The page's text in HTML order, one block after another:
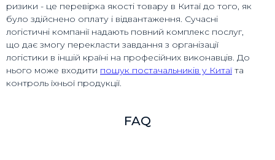
ризики - це перевірка якості товару в Китаї до того, як
було здійснено оплату і відвантаження. Сучасні
логістичні компанії надають повний комплекс послуг,
що дає змогу перекласти завдання з організації
логістики в іншій країні на професійних виконавців. До
нього може входити пошук постачальників у Китаї та
контроль їхньої продукції.
якими критеріями потрібно проводити оцінку:
FAQ